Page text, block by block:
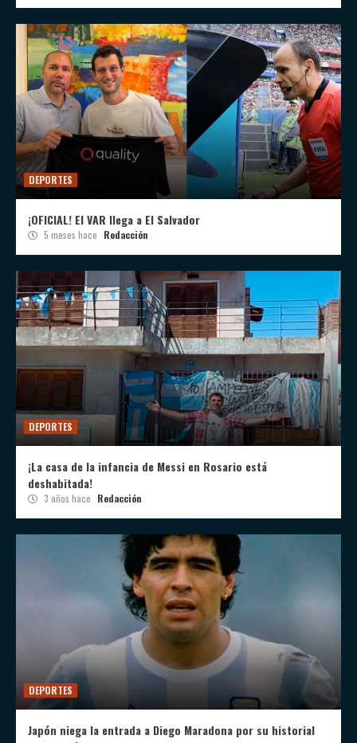
DEPORTES
¡OFICIAL! El VAR llega a El Salvador
5 meses hace Redacción
DEPORTES
¡La casa de la infancia de Messi en Rosario está
deshabitada!
3 años hace Redacción
DEPORTES
Japón niega la entrada a Diego Maradona por su historial